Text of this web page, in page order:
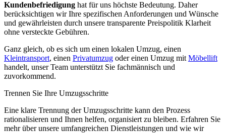
Kundenbefriedigung hat für uns höchste Bedeutung. Daher
berücksichtigen wir Ihre spezifischen Anforderungen und Wünsche
und gewährleisten durch unsere transparente Preispolitik Klarheit
ohne versteckte Gebühren.
Ganz gleich, ob es sich um einen lokalen Umzug, einen
Kleintransport, einen Privatumzug oder einen Umzug mit Möbellift
handelt, unser Team unterstützt Sie fachmännisch und
zuvorkommend.
Trennen Sie Ihre Umzugsschritte
Eine klare Trennung der Umzugsschritte kann den Prozess
rationalisieren und Ihnen helfen, organisiert zu bleiben. Erfahren Sie
mehr über unsere umfangreichen Dienstleistungen und wie wir